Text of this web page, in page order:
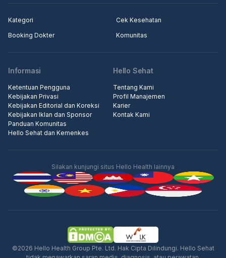
Iklan
Kategori
Cek Kesehatan
Booking Dokter
Komunitas
Informasi
Ketentuan Pengguna
Kebijakan Privasi
Kebijakan Editorial dan Koreksi
Kebijakan Iklan dan Sponsor
Panduan Komunitas
Hello Sehat dan Kemenkes
Hello Sehat
Tentang Kami
Profil Manajemen
Karier
Kontak Kami
Silakan kunjungi situs Hello Health lainnya
©2026 Hello Health Group Pte. Ltd. Hak Cipta Dilindungi. Hello Sehat